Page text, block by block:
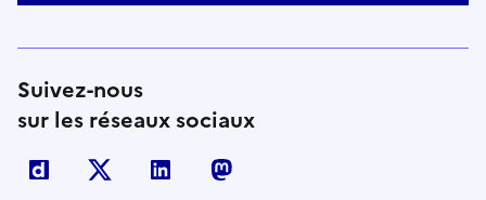
Suivez-nous
sur les réseaux sociaux
Dailymotion Linkedin